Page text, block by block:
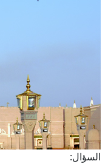
السؤال: